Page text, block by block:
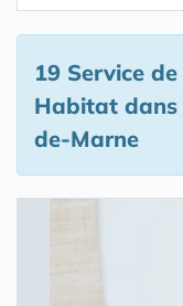
19 Service
Habitat
de-Marne